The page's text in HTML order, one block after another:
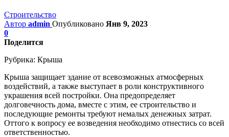
Строительство
Автор admin Опубликовано Янв 9, 2023
0
Поделится
Рубрика: Крыша
Крыша защищает здание от всевозможных атмосферных
воздействий, а также выступает в роли конструктивного
украшения всей постройки. Она предопределяет
долговечность дома, вместе с этим, ее строительство и
последующие ремонты требуют немалых денежных затрат.
Оттого к вопросу ее возведения необходимо отнестись со всей
ответственностью.